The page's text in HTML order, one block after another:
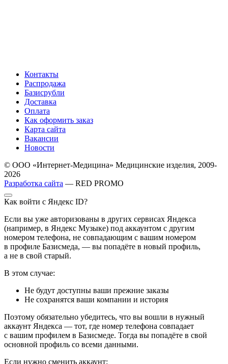
Контакты
Распродажа
Базисрубли
Доставка
Оплата
Как оформить заказ
Карта сайта
Вакансии
Новости
© ООО «Интернет-Медицина» Медицинские изделия, 2009-
2026
Разработка сайта — RED PROMO
Как войти с Яндекс ID?
Если вы уже авторизованы в других сервисах Яндекса
(например, в Яндекс Музыке) под аккаунтом с другим
номером телефона, не совпадающим с вашим номером
в профиле Базисмеда, — вы попадёте в новый профиль,
а не в свой старый.
В этом случае:
Не будут доступны ваши прежние заказы
Не сохранятся ваши компании и история
Поэтому обязательно убедитесь, что вы вошли в нужный
аккаунт Яндекса — тот, где номер телефона совпадает
с вашим профилем в Базисмеде. Тогда вы попадёте в свой
основной профиль со всеми данными.
Если нужно сменить аккаунт: